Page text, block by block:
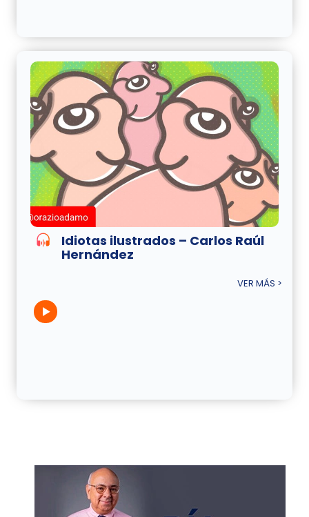
Idiotas ilustrados – Carlos Raúl
Hernández
VER MÁS >